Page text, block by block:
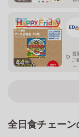
44枚
営
ご
富
全日食チェー